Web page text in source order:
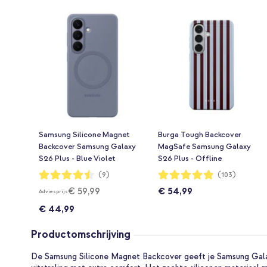
Samsung Silicone Magnet
Backcover Samsung Galaxy
S26 Plus - Blue Violet
Waardering:
89%
(9)
Adviesprijs€ 59,99
€ 44,99
Burga Tough Backcover
MagSafe Samsung Galaxy
S26 Plus - Offline
Waardering:
97%
(103)
€ 54,99
Productomschrijving
De Samsung Silicone Magnet Backcover geeft je Samsung